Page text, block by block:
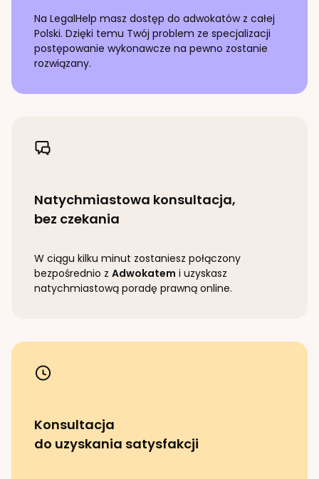
Na LegalHelp masz dostęp do adwokatów z całej
Polski. Dzięki temu Twój problem ze specjalizacji
postępowanie wykonawcze na pewno zostanie
rozwiązany.
Natychmiastowa konsultacja,
bez czekania
W ciągu kilku minut zostaniesz połączony
bezpośrednio z Adwokatem i uzyskasz
natychmiastową poradę prawną online.
Konsultacja
do uzyskania satysfakcji